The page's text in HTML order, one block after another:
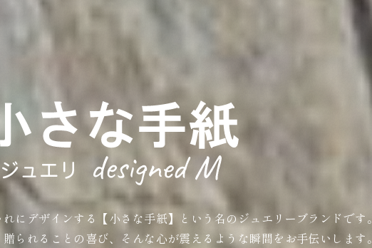
にデザインする【小さな手紙】という名のジュエリーブランドです。
られることの喜び、そんな心が震えるような瞬間をお手伝いします。